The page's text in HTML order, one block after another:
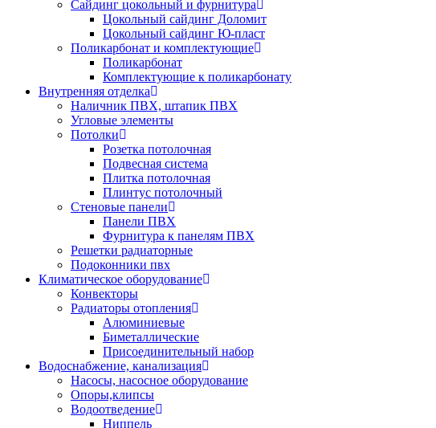
Сайдинг цокольный и фурнитура
Цокольный сайдинг Доломит
Цокольный сайдинг Ю-пласт
Поликарбонат и комплектующие
Поликарбонат
Комплектующие к поликарбонату
Внутренняя отделка
Наличник ПВХ, штапик ПВХ
Угловые элементы
Потолки
Розетка потолочная
Подвесная система
Плитка потолочная
Плинтус потолочный
Стеновые панели
Панели ПВХ
Фурнитура к панелям ПВХ
Решетки радиаторные
Подоконники пвх
Климатическое оборудование
Конвекторы
Радиаторы отопления
Алюминиевые
Биметаллические
Присоединительный набор
Водоснабжение, канализация
Насосы, насосное оборудование
Опоры,клипсы
Водоотведение
Ниппель